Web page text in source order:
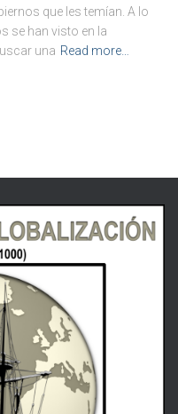
que les temían. A lo
se han visto en la
una Read more…